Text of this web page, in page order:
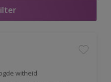
witheid